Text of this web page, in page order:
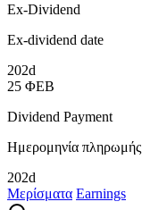
Ex-Dividend
Ex-dividend date
202d
25 ΦΕΒ
Dividend Payment
Ημερομηνία πληρωμής
202d
Μερίσματα Earnings